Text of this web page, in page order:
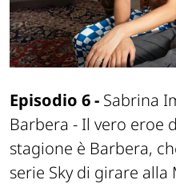
Episodio 6 - Sabrina
Barbera - Il vero eroe
stagione è Barbera,
serie Sky di girare